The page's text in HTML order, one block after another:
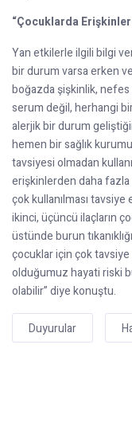
“Çocuklarda
Yan etkilerle ilgili bilgi
bir durum varsa erken
boğazda şişkinlik, nefes
serum değil, herhangi
alerjik bir durum
hemen bir sağlık
tavsiyesi olmadan
erişkinlerden daha fazla
çok kullanılması
ikinci, üçüncü ilaçların
üstünde burun
çocuklar için çok
olduğumuz hayati riski
olabilir” diye konuştu.
Duyurular